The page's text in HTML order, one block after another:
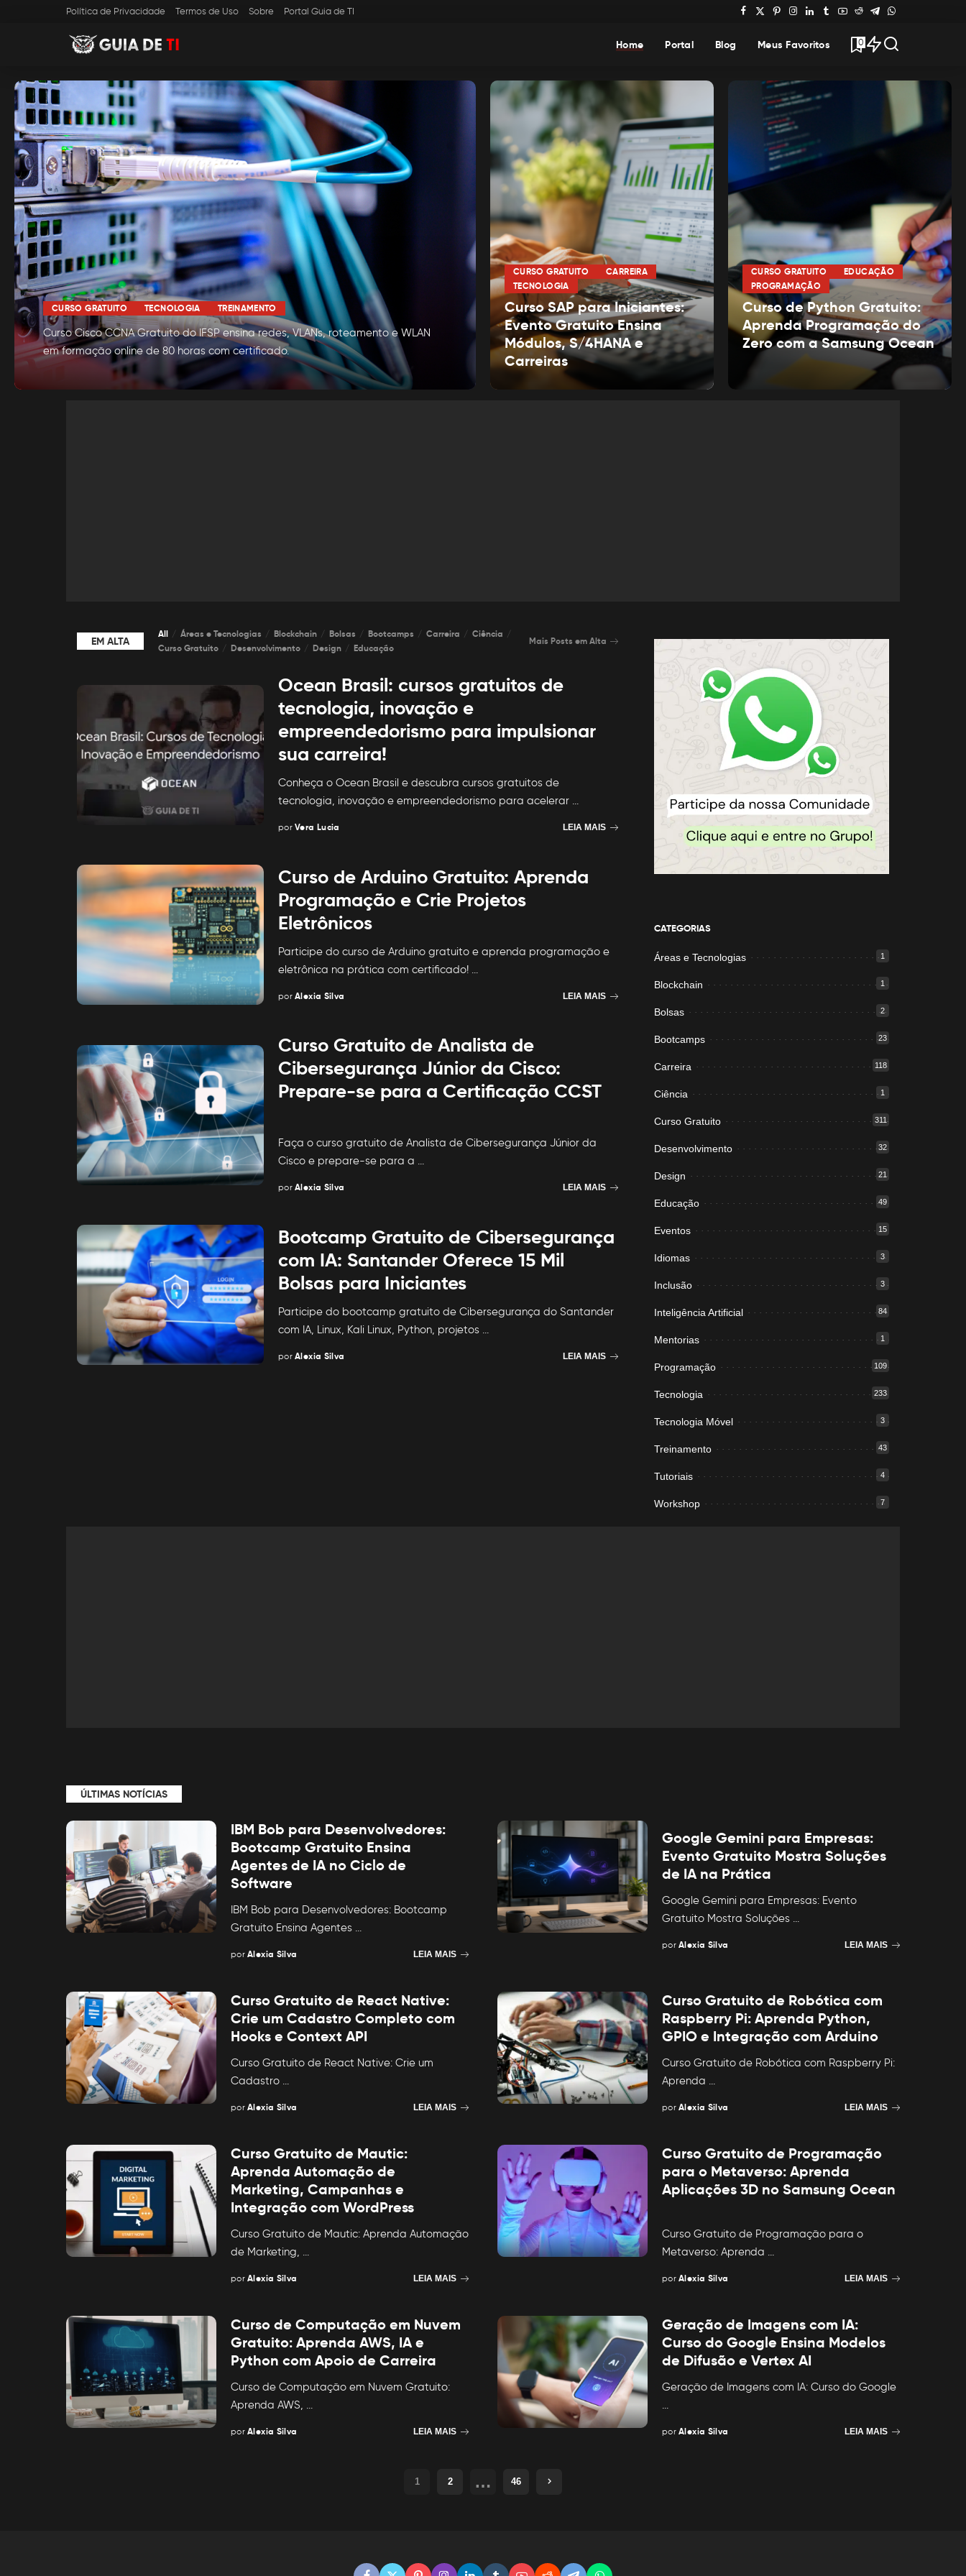
Política de Privacidade Termos de Uso Sobre Portal Guia de TI
Home Portal Blog Meus Favoritos 0
CURSO GRATUITO TECNOLOGIA TREINAMENTO
Curso Cisco CCNA Gratuito do IFSP ensina redes, VLANs, roteamento e WLAN
em formação online de 80 horas com certificado.
CURSO GRATUITO
CARREIRA
TECNOLOGIA
Curso SAP para Iniciantes:
Evento Gratuito Ensina
Módulos, S/4HANA e
Carreiras
CURSO GRATUITO
EDUCAÇÃO
PROGRAMAÇÃO
Curso de Python Gratuito:
Aprenda Programação do
Zero com a Samsung Ocean
EM ALTA
All Áreas e Tecnologias Blockchain Bolsas Bootcamps Carreira
Ciência
Curso Gratuito
Desenvolvimento Design Educação
Mais Posts em Alta
Ocean Brasil: cursos gratuitos de
tecnologia, inovação e
empreendedorismo para impulsionar
sua carreira!
Conheça o Ocean Brasil e descubra cursos gratuitos de
tecnologia, inovação e empreendedorismo para acelerar ...
Posted
por Vera Lucia LEIA MAIS
Curso de Arduino Gratuito: Aprenda
Programação e Crie Projetos
Eletrônicos
Participe do curso de Arduino gratuito e aprenda programação e
eletrônica na prática com certificado!
Posted
por Alexia Silva LEIA MAIS
Curso Gratuito de Analista de
Cibersegurança Júnior da Cisco:
Prepare-se para a Certificação CCST
Faça o curso gratuito de Analista de Cibersegurança Júnior da
Cisco e prepare-se para a ...
Posted
por Alexia Silva LEIA MAIS
Bootcamp Gratuito de Cibersegurança
com IA: Santander Oferece 15 Mil
Bolsas para Iniciantes
Participe do bootcamp gratuito de Cibersegurança do Santander
com IA, Linux, Kali Linux, Python, projetos
Posted
por Alexia Silva LEIA MAIS
CATEGORIAS
Áreas e Tecnologias 1
Blockchain 1
Bolsas 2
Bootcamps 23
Carreira 118
Ciência 1
Curso Gratuito 311
Desenvolvimento 32
Design 21
Educação 49
Eventos 15
Idiomas 3
Inclusão 3
Inteligência Artificial 84
Mentorias 1
Programação 109
Tecnologia 233
Tecnologia Móvel 3
Treinamento 43
Tutoriais 4
Workshop 7
ÚLTIMAS NOTÍCIAS
IBM Bob para Desenvolvedores:
Bootcamp Gratuito Ensina
Agentes de IA no Ciclo de
Software
IBM Bob para Desenvolvedores: Bootcamp
Gratuito Ensina Agentes ...
Posted
por Alexia Silva LEIA MAIS
Google Gemini para Empresas:
Evento Gratuito Mostra Soluções
de IA na Prática
Google Gemini para Empresas: Evento
Gratuito Mostra Soluções ...
Posted
por Alexia Silva LEIA MAIS
Curso Gratuito de React Native:
Crie um Cadastro Completo com
Hooks e Context API
Curso Gratuito de React Native: Crie um
Cadastro ...
Posted
por Alexia Silva LEIA MAIS
Curso Gratuito de Robótica com
Raspberry Pi: Aprenda Python,
GPIO e Integração com Arduino
Curso Gratuito de Robótica com Raspberry Pi:
Aprenda ...
Posted
por Alexia Silva LEIA MAIS
Curso Gratuito de Mautic:
Aprenda Automação de
Marketing, Campanhas e
Integração com WordPress
Curso Gratuito de Mautic: Aprenda Automação
de Marketing, ...
Posted
por Alexia Silva LEIA MAIS
Curso Gratuito de Programação
para o Metaverso: Aprenda
Aplicações 3D no Samsung Ocean
Curso Gratuito de Programação para o
Metaverso: Aprenda ...
Posted
por Alexia Silva LEIA MAIS
Curso de Computação em Nuvem
Gratuito: Aprenda AWS, IA e
Python com Apoio de Carreira
Curso de Computação em Nuvem Gratuito:
Aprenda AWS, ...
Posted
por Alexia Silva LEIA MAIS
Geração de Imagens com IA:
Curso do Google Ensina Modelos
de Difusão e Vertex AI
Geração de Imagens com IA: Curso do Google
...
Posted
por Alexia Silva LEIA MAIS
1 2 … 46